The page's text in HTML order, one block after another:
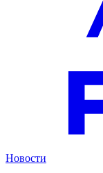
Новости